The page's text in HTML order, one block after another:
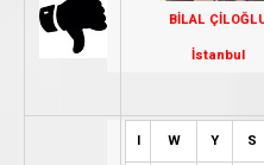
BİLAL
İstanbul
I W Y S